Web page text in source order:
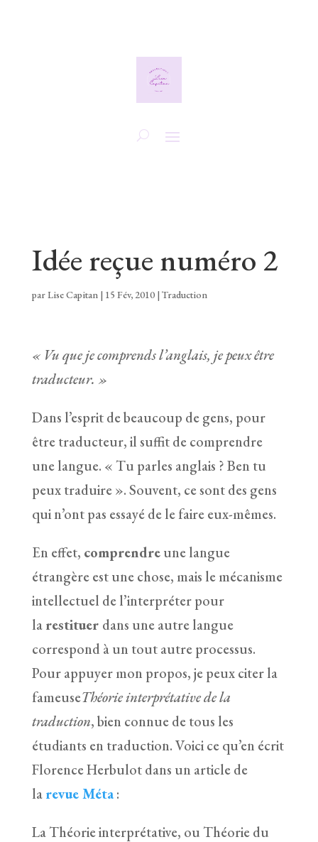
Idée reçue numéro 2
parLise Capitan | 15 Fév, 2010| Traduction
« Vu que je comprends l’anglais, je peux être
traducteur. »
Dans l’esprit de beaucoup de gens, pour
être traducteur, il suffit de comprendre
une langue. « Tu parles anglais ? Ben tu
peux traduire ». Souvent, ce sont des gens
qui n’ont pas essayé de le faire eux-mêmes.
En effet, comprendreune langue
étrangère est une chose, mais le mécanisme
intellectuel de l’interpréter pour
larestituer dans une autre langue
correspond à un tout autre processus.
Pour appuyer mon propos, je peux citer la
fameuseThéorie interprétative de la
traduction, bien connue de tous les
étudiants en traduction. Voici ce qu’en écrit
Florence Herbulot dans un article de
larevue Méta:
La Théorie interprétative, ou Théorie du